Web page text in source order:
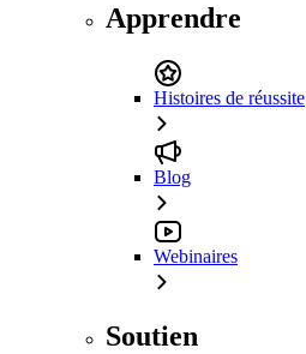
Apprendre
Histoires de réussite
Blog
Webinaires
Soutien